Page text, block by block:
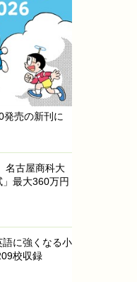
発売の新刊に
名古屋商科大
」最大360万円
に強くなる小
校収録